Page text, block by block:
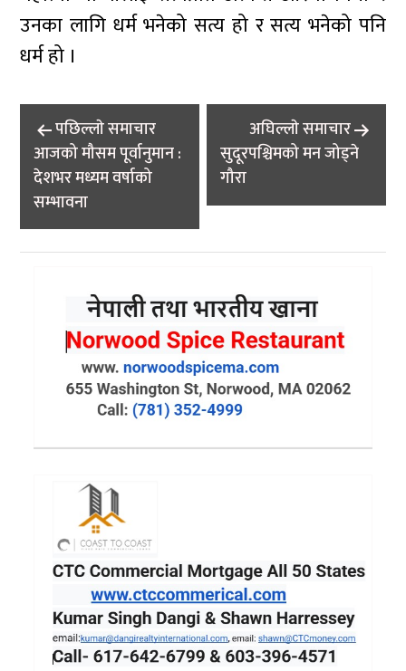
उनका लागि धर्म भनेको सत्य हो र सत्य भनेको पनि
धर्म हो ।
Post
navigation
पछिल्लाे समाचार
आजको मौसम पूर्वानुमान :
देशभर मध्यम वर्षाको
सम्भावना
अघिल्लाे समाचार
सुदूरपश्चिमको मन जोड्ने
गौरा